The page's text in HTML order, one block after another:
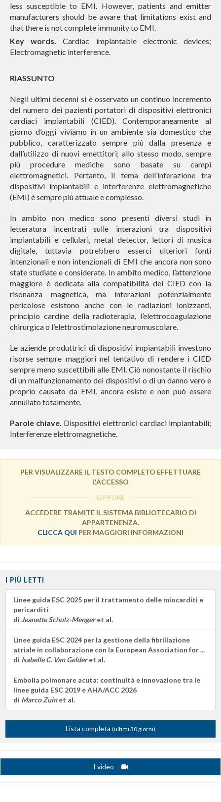
less susceptible to EMI. However, patients and emitter
manufacturers should be aware that limitations exist and
that there is not complete immunity to EMI.
Key words.
Cardiac implantable electronic devices;
Electromagnetic interference.
RIASSUNTO
Negli ultimi decenni si è osservato un continuo incremento
del numero dei pazienti portatori di dispositivi elettronici
cardiaci impiantabili (CIED). Contemporaneamente al
giorno d’oggi viviamo in un ambiente sia domestico che
pubblico, caratterizzato sempre più dalla presenza e
dall’utilizzo di nuovi emettitori; allo stesso modo, sempre
più procedure mediche sono basate su campi
elettromagnetici. Pertanto, il tema dell’interazione tra
dispositivi impiantabili e interferenze elettromagnetiche
(EMI) è sempre più attuale e complesso.
In ambito non medico sono presenti diversi studi in
letteratura incentrati sulle interazioni tra dispositivi
impiantabili e cellulari, metal detector, lettori di musica
digitale, tuttavia potrebbero esserci ulteriori fonti
intenzionali e non intenzionali di EMI che ancora non sono
state studiate e considerate. In ambito medico, l’attenzione
maggiore è dedicata alla compatibilità dei CIED con la
risonanza magnetica, ma interazioni potenzialmente
pericolose esistono anche con le radiazioni ionizzanti,
principio cardine della radioterapia, l’elettrocoagulazione
chirurgica o l’elettrostimolazione neuromuscolare.
Le aziende produttrici di dispositivi impiantabili investono
risorse sempre maggiori nel tentativo di rendere i CIED
sempre meno suscettibili alle EMI. Ciò nonostante il rischio
di un malfunzionamento dei dispositivi o di un danno vero e
proprio causato da EMI, ancora esiste e non può essere
annullato totalmente.
Parole chiave. Dispositivi elettronici cardiaci impiantabili;
Interferenze elettromagnetiche.
PER VISUALIZZARE IL TESTO COMPLETO EFFETTUARE
L'ACCESSO
OPPURE
ACCEDERE TRAMITE IL SISTEMA BIBLIOTECARIO DI
APPARTENENZA.
CLICCA QUI PER MAGGIORI INFORMAZIONI
I PIÙ LETTI
Linee guida ESC 2025 per il trattamento delle miocarditi e
pericarditi
di Jeanette Schulz-Mengeret al.
Linee guida ESC 2024 per la gestione della fibrillazione
atriale in collaborazione con la European Association for ...
di Isabelle C. Van Gelderet al.
Embolia polmonare acuta: continuità e innovazione tra le
linee guida ESC 2019 e AHA/ACC 2026
di Marco Zuinet al.
Lista completa (ultimi 30 giorni)
I video